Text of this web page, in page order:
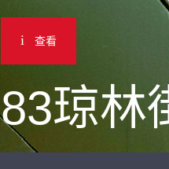
查看
83琼林